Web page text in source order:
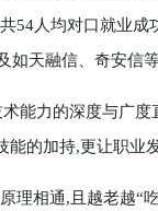
54人均对口就业
如天融信、奇安信
力的深度与广度
能的加持,更让职业
相通,且越老越“